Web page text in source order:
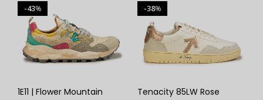
%
43
1E11 | Flower Mountain
%
38
Tenacity 85LW Rose